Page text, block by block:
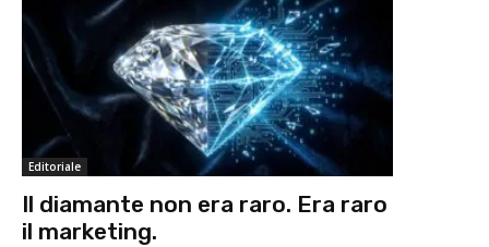
Editoriale
Il diamante non era raro. Era raro
il marketing.